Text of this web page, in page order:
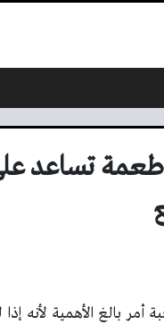
تساعد
أمر بالغ الأهمية